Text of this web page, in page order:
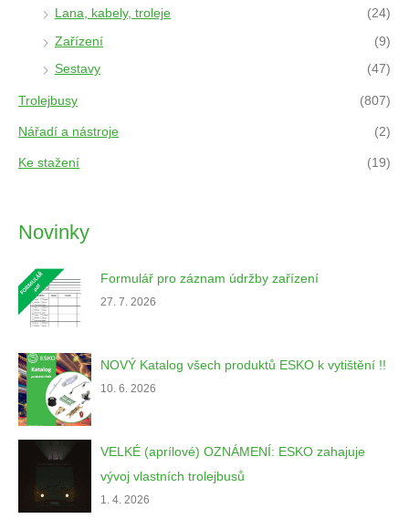
Lana, kabely, troleje (24)
Zařízení (9)
Sestavy (47)
Trolejbusy (807)
Nářadí a nástroje (2)
Ke stažení (19)
Novinky
Formulář pro záznam údržby zařízení
27. 7. 2026
NOVÝ Katalog všech produktů ESKO k vytištění !!
10. 6. 2026
VELKÉ (aprílové) OZNÁMENÍ: ESKO zahajuje
vývoj vlastních trolejbusů
1. 4. 2026